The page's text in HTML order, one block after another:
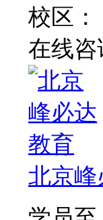
校区：
在线咨
北京